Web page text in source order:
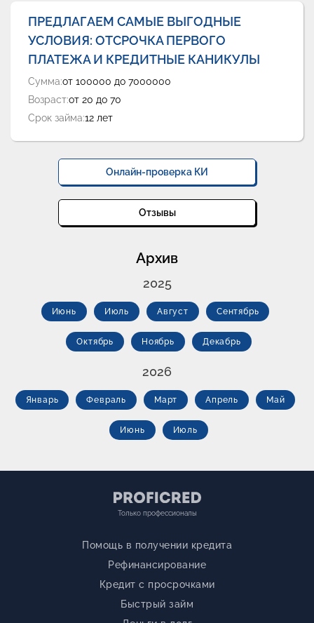
ПРЕДЛАГАЕМ САМЫЕ ВЫГОДНЫЕ
УСЛОВИЯ: ОТСРОЧКА ПЕРВОГО
ПЛАТЕЖА И КРЕДИТНЫЕ КАНИКУЛЫ
Сумма:от 100000 до 7000000
Возраст:от 20 до 70
Срок займа:12 лет
Онлайн-проверка КИ
Отзывы
Архив
2025
Июнь Июль Август Сентябрь
Октябрь Ноябрь Декабрь
2026
Январь Февраль Март Апрель Май
Июнь Июль
Только профессионалы
Помощь в получении кредита
Рефинансирование
Кредит с просрочками
Быстрый займ